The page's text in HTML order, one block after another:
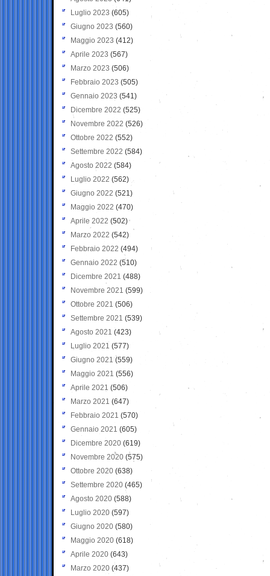
Luglio 2023 (605)
Giugno 2023 (560)
Maggio 2023 (412)
Aprile 2023 (567)
Marzo 2023 (506)
Febbraio 2023 (505)
Gennaio 2023 (541)
Dicembre 2022 (525)
Novembre 2022 (526)
Ottobre 2022 (552)
Settembre 2022 (584)
Agosto 2022 (584)
Luglio 2022 (562)
Giugno 2022 (521)
Maggio 2022 (470)
Aprile 2022 (502)
Marzo 2022 (542)
Febbraio 2022 (494)
Gennaio 2022 (510)
Dicembre 2021 (488)
Novembre 2021 (599)
Ottobre 2021 (506)
Settembre 2021 (539)
Agosto 2021 (423)
Luglio 2021 (577)
Giugno 2021(559)
Maggio 2021 (556)
Aprile 2021 (506)
Marzo 2021 (647)
Febbraio 2021 (570)
Gennaio 2021 (605)
Dicembre 2020 (619)
Novembre 2020 (575)
Ottobre 2020 (638)
Settembre 2020(465)
Agosto 2020 (588)
Luglio 2020 (597)
Giugno 2020 (580)
Maggio 2020 (618)
Aprile 2020 (643)
Marzo 2020 (437)